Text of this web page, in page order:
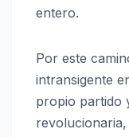
entero.
Por este
intransigente
propio partido